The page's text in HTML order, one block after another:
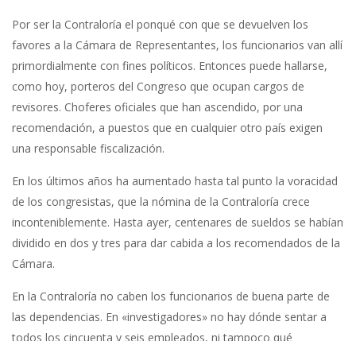
Por ser la Contraloría el ponqué con que se devuelven los
favores a la Cámara de Representantes, los funcionarios van allí
primordialmente con fines políticos. Entonces puede hallarse,
como hoy, porteros del Congreso que ocupan cargos de
revisores. Choferes oficiales que han ascendido, por una
recomendación, a puestos que en cualquier otro país exigen
una responsable fiscalización.
En los últimos años ha aumentado hasta tal punto la voracidad
de los congresistas, que la nómina de la Contraloría crece
inconteniblemente. Hasta ayer, centenares de sueldos se habían
dividido en dos y tres para dar cabida a los recomendados de la
Cámara.
En la Contraloría no caben los funcionarios de buena parte de
las dependencias. En «investigadores» no hay dónde sentar a
todos los cincuenta y seis empleados, ni tampoco qué